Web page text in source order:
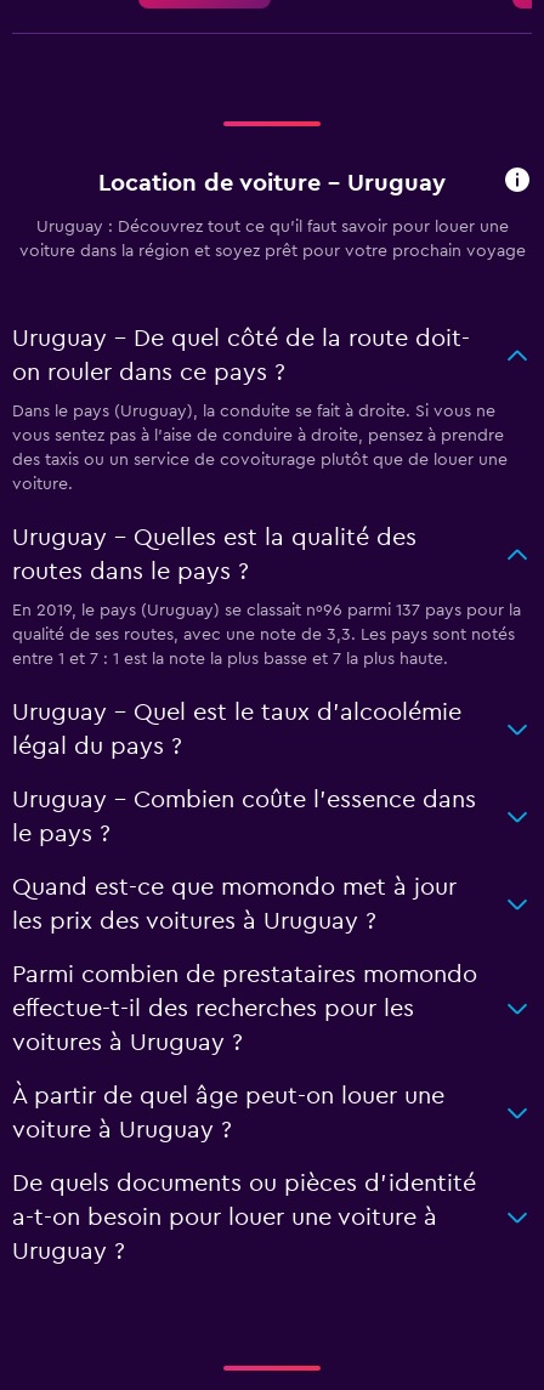
Location de voiture - Uruguay
Uruguay : Découvrez tout ce qu’il faut savoir pour louer une
voiture dans la région et soyez prêt pour votre prochain voyage
Uruguay - De quel côté de la route doit-
on rouler dans ce pays ?
Dans le pays (Uruguay), la conduite se fait à droite. Si vous ne
vous sentez pas à l’aise de conduire à droite, pensez à prendre
des taxis ou un service de covoiturage plutôt que de louer une
voiture.
Uruguay - Quelles est la qualité des
routes dans le pays ?
En 2019, le pays (Uruguay) se classait nº96 parmi 137 pays pour la
qualité de ses routes, avec une note de 3,3. Les pays sont notés
entre 1 et 7 : 1 est la note la plus basse et 7 la plus haute.
Uruguay - Quel est le taux d’alcoolémie
légal du pays ?
Uruguay - Combien coûte l’essence dans
le pays ?
Quand est-ce que momondo met à jour
les prix des voitures à Uruguay ?
Parmi combien de prestataires momondo
effectue-t-il des recherches pour les
voitures à Uruguay ?
À partir de quel âge peut-on louer une
voiture à Uruguay ?
De quels documents ou pièces d'identité
a-t-on besoin pour louer une voiture à
Uruguay ?